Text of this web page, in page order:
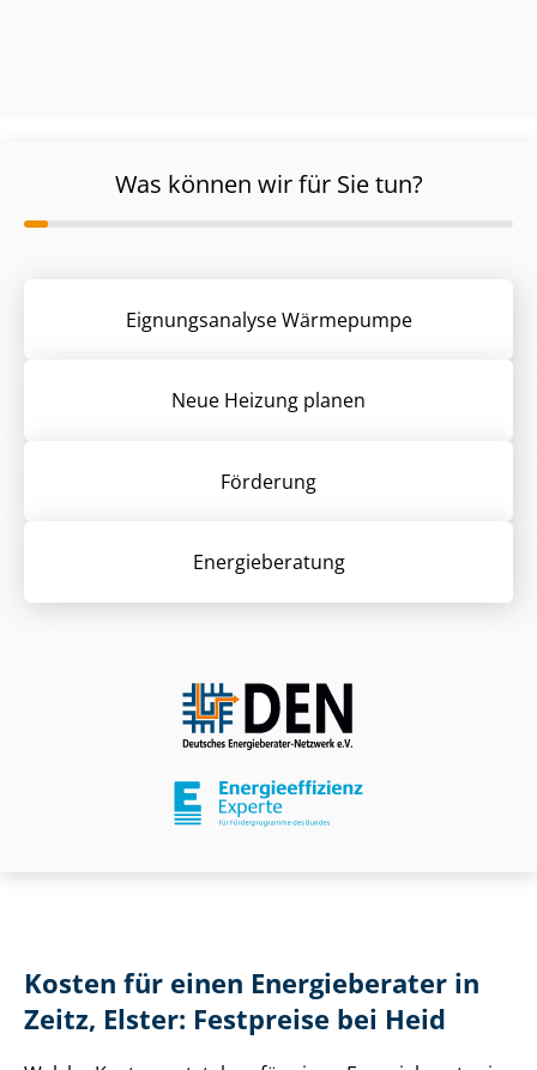
Was können wir für Sie tun?
Eignungsanalyse Wärmepumpe
Neue Heizung planen
Förderung
Energieberatung
Kosten für einen Energieberater in
Zeitz, Elster: Festpreise bei Heid